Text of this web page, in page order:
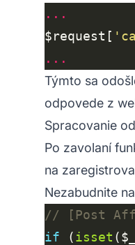
...
$request[
...
Týmto sa
odpovede z
Spracovanie
Po zavolaní
na
Nezabudnite
if (isset